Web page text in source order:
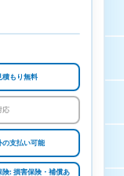
積もり無料
応
の支払い可能
険: 損害保険・補償あ